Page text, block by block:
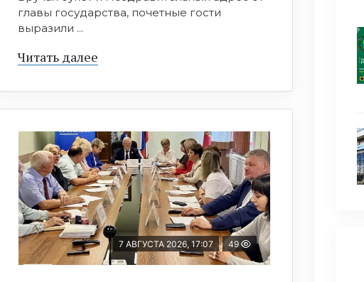
главы государства, почетные гости
выразили ...
Читать далее
7 АВГУСТА 2026, 17:07 49